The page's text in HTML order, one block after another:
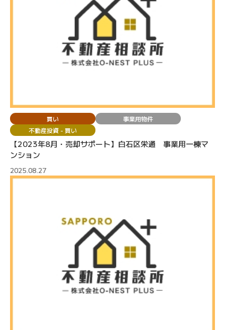
買い
事業用物件
不動産投資 - 買い
【2023年8月・売却サポート】白石区栄通 事業用一棟マ
ンション
2025.08.27